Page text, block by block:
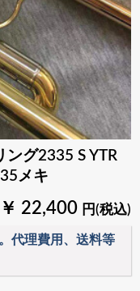
グ2335 S YTR
メキ
￥ 22,400 円(税込)
代理費用、送料等